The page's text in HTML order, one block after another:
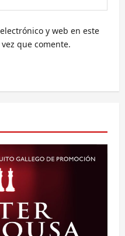
y web en este
que comente.